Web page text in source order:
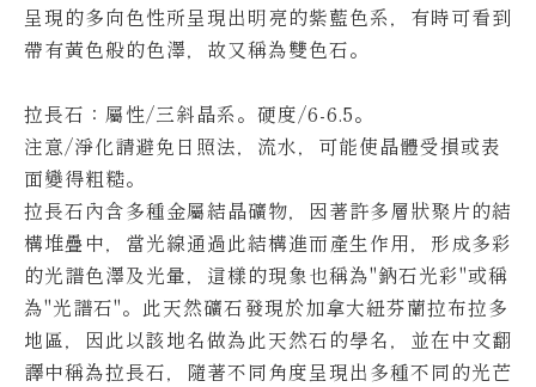
呈現的多向色性所呈現出明亮的紫藍色系，有時可看到
帶有黃色般的色澤，故又稱為雙色石。
拉長石：屬性/三斜晶系。硬度/6-6.5。
注意/淨化請避免日照法，流水，可能使晶體受損或表
面變得粗糙。
拉長石內含多種金屬結晶礦物，因著許多層狀聚片的結
構堆疊中，當光線通過此結構進而產生作用，形成多彩
的光譜色澤及光暈，這樣的現象也稱為"鈉石光彩"或稱
為"光譜石"。 此天然礦石發現於加拿大紐芬蘭拉布拉多
地區，因此以該地名做為此天然石的學名，並在中文翻
譯中稱為拉長石，隨著不同角度呈現出多種不同的光芒